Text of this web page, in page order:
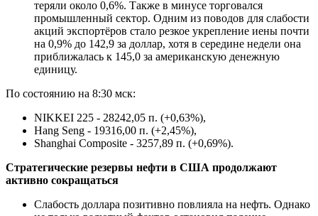
теряли около 0,6%. Также в минусе торговался
промышленный сектор. Одним из поводов для слабости
акций экспортёров стало резкое укрепление иены почти
на 0,9% до 142,9 за доллар, хотя в середине недели она
приближалась к 145,0 за американскую денежную
единицу.
По состоянию на 8:30 мск:
NIKKEI 225 - 28242,05 п. (+0,63%),
Hang Seng - 19316,00 п. (+2,45%),
Shanghai Composite - 3257,89 п. (+0,69%).
Стратегические резервы нефти в США продолжают
активно сокращаться
Слабость доллара позитивно повлияла на нефть. Однако